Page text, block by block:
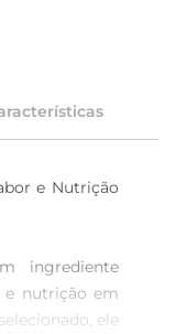
e Nutrição
ingrediente
e nutrição em
ele